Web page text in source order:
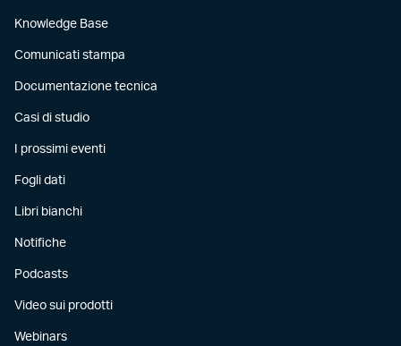
Knowledge Base
Comunicati stampa
Documentazione tecnica
Casi di studio
I prossimi eventi
Fogli dati
Libri bianchi
Notifiche
Podcasts
Video sui prodotti
Webinars